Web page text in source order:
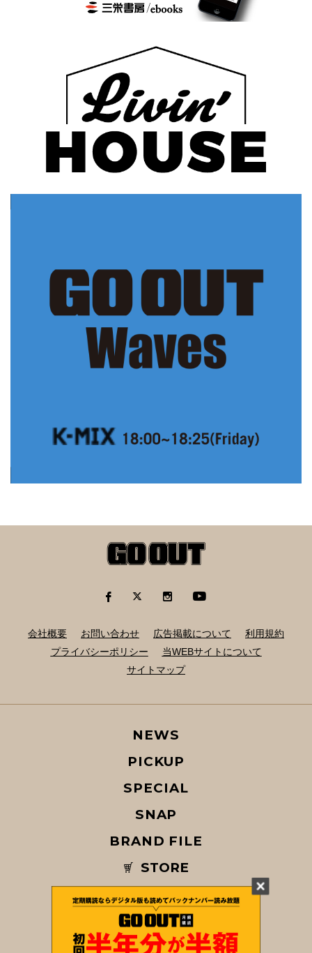
会社概要 お問い合わせ 広告掲載について
利用規約
プライバシーポリシー
当WEBサイトについて
サイトマップ
NEWS
PICKUP
SPECIAL
SNAP
BRAND FILE
STORE
MAGAZINE